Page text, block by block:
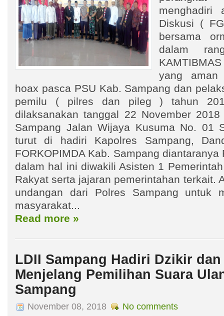
menghadiri
Diskusi (
bersama
dalam
yang
hoax pasca PSU Kab. Sampang dan
pemilu ( pilres dan pileg ) tahun
dilaksanakan tanggal 22 November
Sampang Jalan Wijaya Kusuma No. 01
turut di hadiri Kapolres Sampang,
FORKOPIMDA Kab. Sampang
dalam hal ini diwakili Asisten 1
Rakyat serta jajaran pemerintahan terkait.
undangan dari Polres Sampang untuk
masyarakat...
Read more »
LDII Sampang Hadiri Dzikir
Menjelang Pemilihan Suara
Sampang
November 08, 2018 No comments